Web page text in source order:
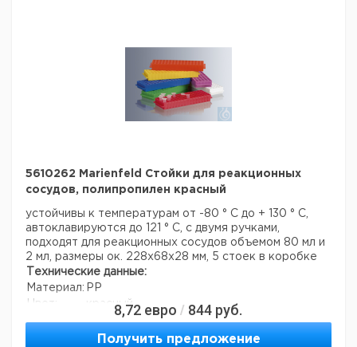
5610262 Marienfeld Стойки для реакционных
сосудов, полипропилен красный
устойчивы к температурам от -80 ° C до + 130 ° C,
автоклавируются до 121 ° C, с двумя ручками,
подходят для реакционных сосудов объемом 80 мл и
2 мл, размеры ок. 228x68x28 мм, 5 стоек в коробке
Технические данные:
Материал: PP
Цвет:
красный
4250317360687
Данные для перевозки (реальные данные могут
8,72 евро / 844 руб.
Получить предложение